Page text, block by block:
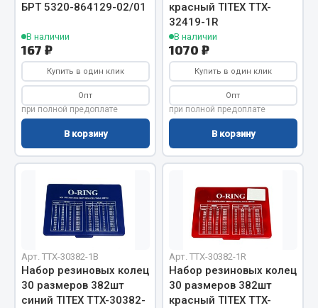
Тормозная система
Показать ещё
Весь раздел
Запчасти ЯМЗ
Двигатель
Система питания
Система выпуска газа
Система охлаждения
Коробка передач
Тормозная система
Показать ещё
БРТ 5320-864129-02/01
В наличии
167 ₽
Купить в один клик
Опт
при полной предоплате
В корзину
красный TITEX TTX-
32419-1R
В наличии
1070 ₽
Купить в один клик
Опт
при полной предоплате
В корзину
Арт. TTX-30382-1B
Набор резиновых колец
30 размеров 382шт
синий TITEX TTX-30382-
Арт. TTX-30382-1R
Набор резиновых колец
30 размеров 382шт
красный TITEX TTX-